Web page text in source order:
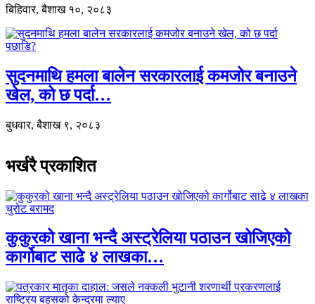
बिहिवार, बैशाख १०, २०८३
सुदनमाथि हमला बालेन सरकारलाई कमजोर बनाउने
खेल, को छ पर्दा…
बुधवार, बैशाख ९, २०८३
भर्खरै प्रकाशित
कुकुरको खाना भन्दै अस्ट्रेलिया पठाउन खोजिएको
कार्गोबाट साढे ४ लाखका…